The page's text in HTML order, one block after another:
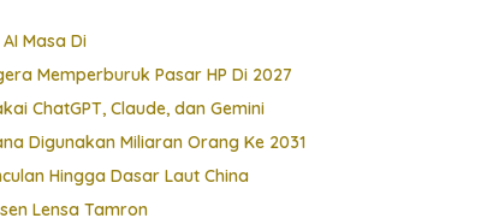
Masa Di
Memperburuk Pasar HP Di 2027
ChatGPT, Claude, dan Gemini
Digunakan Miliaran Orang Ke 2031
Hingga Dasar Laut China
Lensa Tamron